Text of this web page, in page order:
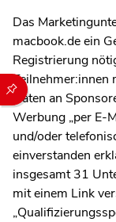
Durch die
Das
macbook.de ein
Registrierung
Teilnehmer:innen
Daten an
Werbung „per E-
und/oder
einverstanden
insgesamt 31
mit einem Link